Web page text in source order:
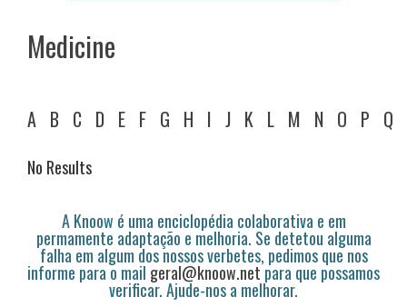
Medicine
A B C D E F G H I J K L M N O P Q
No Results
A Knoow é uma enciclopédia colaborativa e em
permamente adaptação e melhoria. Se detetou alguma
falha em algum dos nossos verbetes, pedimos que nos
informe para o mail geral@knoow.netpara que possamos
verificar. Ajude-nos a melhorar.